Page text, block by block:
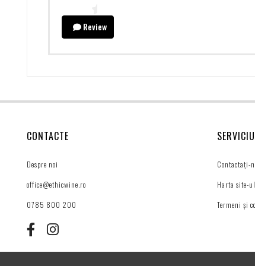
Review
CONTACTE
Despre noi
office@ethicwine.ro
0785 800 200
Contactați-
Harta site-
Termeni și